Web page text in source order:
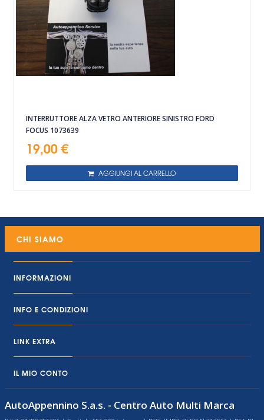
INTERRUTTORE ALZA VETRO ANTERIORE SINISTRO FORD
FOCUS 1073639
19,00 €
AGGIUNGI AL CARRELLO
CHI SIAMO
INFORMAZIONI
INFO E CONDIZIONI
LINK EXTRA
IL MIO CONTO
AutoAppennino S.a.s. - Centro Auto Multi Marca